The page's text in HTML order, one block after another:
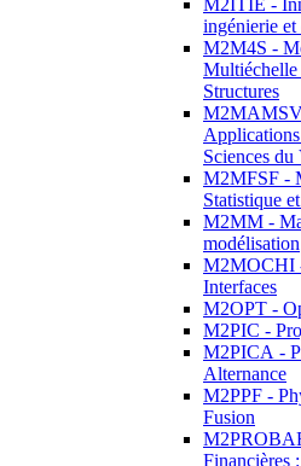
M2ITIE -
ingénierie et
M2M4S -
Multiéchelle
Structures
M2MAMSV
Sciences
M2MFSF -
Statistique
M2MM -
modélisation
M2MOCHI
Interfaces
M2OPT -
M2PIC -
M2PICA -
Alternance
M2PPF -
Fusion
Financières